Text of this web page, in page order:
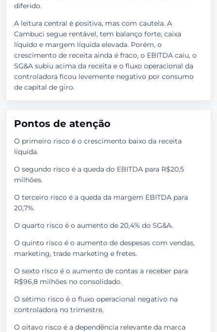
diferido.
A leitura central é positiva, mas com cautela. A
Cambuci segue rentável, tem balanço forte, caixa
líquido e margem líquida elevada. Porém, o
crescimento de receita ainda é fraco, o EBITDA caiu, o
SG&A subiu acima da receita e o fluxo operacional da
controladora ficou levemente negativo por consumo
de capital de giro.
Pontos de atenção
O primeiro risco é o crescimento baixo da receita
líquida.
O segundo risco é a queda do EBITDA para R$20,5
milhões.
O terceiro risco é a queda da margem EBITDA para
20,7%.
O quarto risco é o aumento de 20,4% do SG&A.
O quinto risco é o aumento de despesas com vendas,
marketing, trade marketing e fretes.
O sexto risco é o aumento de contas a receber para
R$96,8 milhões no consolidado.
O sétimo risco é o fluxo operacional negativo na
controladora no trimestre.
O oitavo risco é a dependência relevante da marca